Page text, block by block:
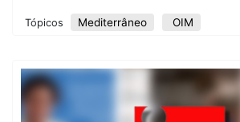
Tópicos Mediterrâneo OIM